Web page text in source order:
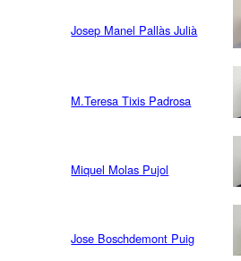
Josep Manel Pallàs Julià
M.Teresa Tixis Padrosa
Miquel Molas Pujol
Jose Boschdemont Puig